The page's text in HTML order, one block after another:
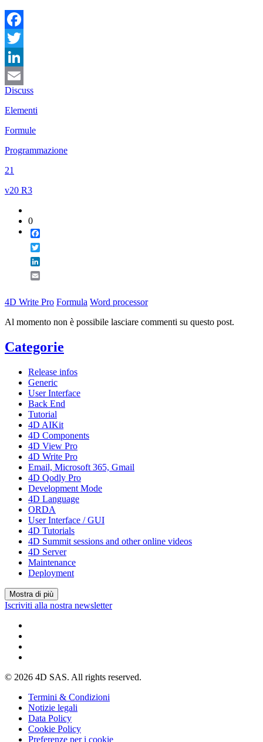
Facebook
Twitter
LinkedIn
Email
Discuss
Elementi
Formule
Programmazione
21
v20 R3
0
4D Write Pro Formula Word processor
Al momento non è possibile lasciare commenti su questo post.
Categorie
Release infos
Generic
User Interface
Back End
Tutorial
4D AIKit
4D Components
4D View Pro
4D Write Pro
Email, Microsoft 365, Gmail
4D Qodly Pro
Development Mode
4D Language
ORDA
User Interface / GUI
4D Tutorials
4D Summit sessions and other online videos
4D Server
Maintenance
Deployment
Mostra di più
Iscriviti alla nostra newsletter
© 2026 4D SAS. All rights reserved.
Termini & Condizioni
Notizie legali
Data Policy
Cookie Policy
Preferenze per i cookie